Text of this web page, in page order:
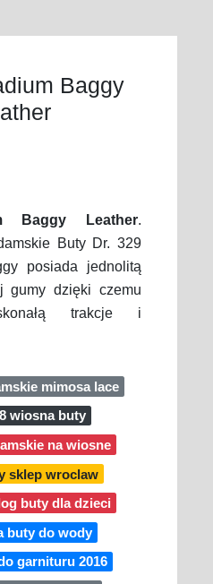
Baggy
Baggy Leather.
Buty Dr. 329
posiada jednolitą
gumy dzięki czemu
trakcje i
mimosa lace
wiosna buty
na wiosne
sklep wroclaw
buty dla dzieci
buty do wody
garnituru 2016